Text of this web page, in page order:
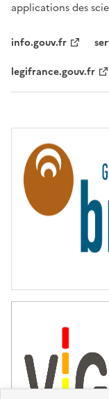
applications des
info.gouv.fr
legifrance.gouv.fr